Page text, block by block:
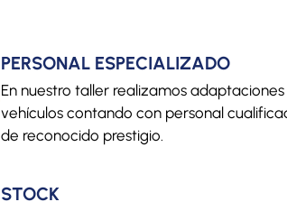
PERSONAL ESPECIALIZADO
En nuestro taller realizamos
vehículos contando con personal
de reconocido prestigio.
STOCK